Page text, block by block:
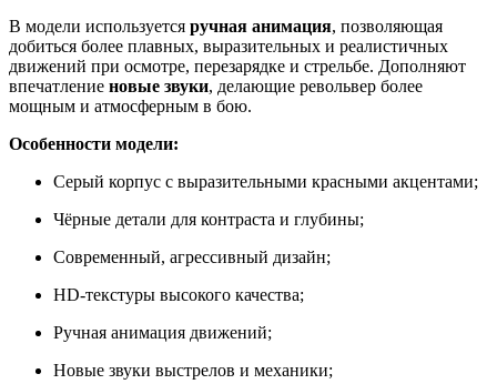
В модели используется ручная анимация, позволяющая
добиться более плавных, выразительных и реалистичных
движений при осмотре, перезарядке и стрельбе. Дополняют
впечатление новые звуки, делающие револьвер более
мощным и атмосферным в бою.
Особенности модели:
Серый корпус с выразительными красными акцентами;
Чёрные детали для контраста и глубины;
Современный, агрессивный дизайн;
HD-текстуры высокого качества;
Ручная анимация движений;
Новые звуки выстрелов и механики;